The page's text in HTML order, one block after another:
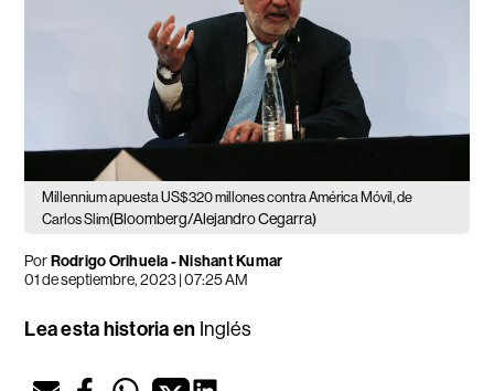
Millennium apuesta US$320 millones contra América Móvil, de
Carlos Slim(Bloomberg/Alejandro Cegarra)
PorRodrigo Orihuela - Nishant Kumar
01 de septiembre, 2023 | 07:25 AM
Lea esta historia en Inglés